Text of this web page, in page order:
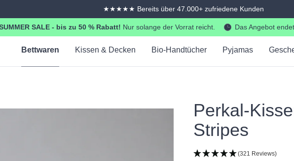
EHI-zertifizierter Online-Shop– in Deutschland geprüft
SUMMER SALE - bis zu 50 % Rabatt! Nur solange der Vorrat reicht. Das Angebot
Bettwaren Kissen & Decken Bio-Handtücher Pyjamas
Perkal-
Stripes
(321 Reviews)